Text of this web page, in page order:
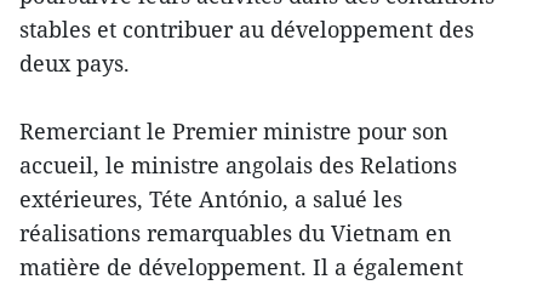
stables et contribuer au développement des
deux pays.
Remerciant le Premier ministre pour son
accueil, le ministre angolais des Relations
extérieures, Téte António, a salué les
réalisations remarquables du Vietnam en
matière de développement. Il a également